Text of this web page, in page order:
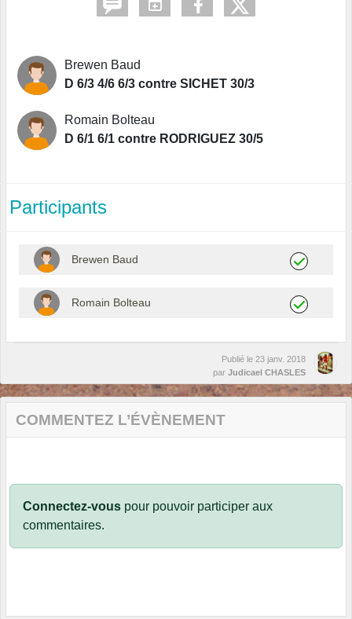
Brewen Baud
D 6/3 4/6 6/3 contre SICHET 30/3
Romain Bolteau
D 6/1 6/1 contre RODRIGUEZ 30/5
Participants
Brewen Baud
Romain Bolteau
Publié le 23 janv. 2018
par Judicael CHASLES
COMMENTEZ L’ÉVÈNEMENT
Connectez-vous pour pouvoir participer aux
commentaires.